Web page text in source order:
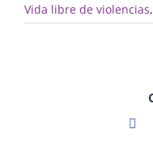
Vida libre de violencias,